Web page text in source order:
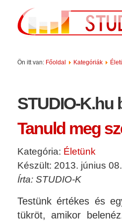
Ön itt van: Főoldal Kategóriák
STUDIO-K.hu
Tanuld meg
Kategória: Életünk
Készült: 2013. június
Írta: STUDIO-K
Testünk értékes és
tükröt, amikor